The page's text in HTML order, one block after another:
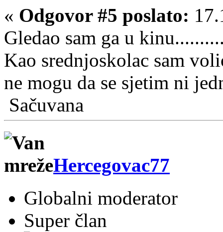
« Odgovor #5 poslato:
Gledao sam ga u
Kao srednjoskolac sam
ne mogu da se sjetim ni
Sačuvana
Hercegovac77
Globalni moderator
Super član